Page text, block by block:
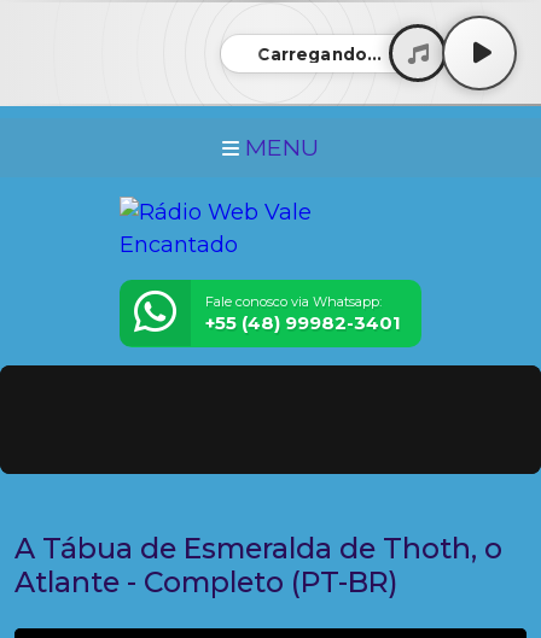
Carregando...
MENU
Fale conosco via Whatsapp:
+55 (48) 99982-3401
A Tábua de Esmeralda de Thoth, o
Atlante - Completo (PT-BR)